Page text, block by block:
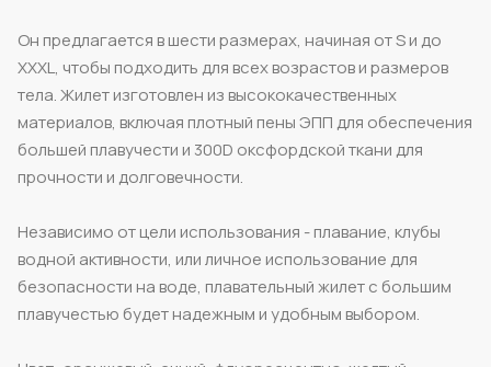
Он предлагается в шести размерах, начиная от S и до
XXXL, чтобы подходить для всех возрастов и размеров
тела. Жилет изготовлен из высококачественных
материалов, включая плотный пены ЭПП для обеспечения
большей плавучести и 300D оксфордской ткани для
прочности и долговечности.
Независимо от цели использования - плавание, клубы
водной активности, или личное использование для
безопасности на воде, плавательный жилет с большим
плавучестью будет надежным и удобным выбором.